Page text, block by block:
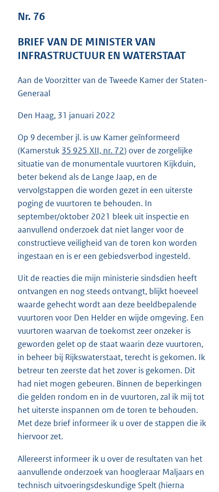
4
K
Nr. 76
BRIEF VAN DE MINISTER VAN
INFRASTRUCTUUR EN WATERSTAAT
Aan de Voorzitter van de Tweede Kamer der Staten-
Generaal
Den Haag, 31 januari 2022
Op 9 december jl. is uw Kamer geïnformeerd
(Kamerstuk 35 925 XII, nr. 72) over de zorgelijke
situatie van de monumentale vuurtoren Kijkduin,
beter bekend als de Lange Jaap, en de
vervolgstappen die worden gezet in een uiterste
poging de vuurtoren te behouden. In
september/oktober 2021 bleek uit inspectie en
aanvullend onderzoek dat niet langer voor de
constructieve veiligheid van de toren kon worden
ingestaan en is er een gebiedsverbod ingesteld.
Uit de reacties die mijn ministerie sindsdien heeft
ontvangen en nog steeds ontvangt, blijkt hoeveel
waarde gehecht wordt aan deze beeldbepalende
vuurtoren voor Den Helder en wijde omgeving. Een
vuurtoren waarvan de toekomst zeer onzeker is
geworden gelet op de staat waarin deze vuurtoren,
in beheer bij Rijkswaterstaat, terecht is gekomen. Ik
betreur ten zeerste dat het zover is gekomen. Dit
had niet mogen gebeuren. Binnen de beperkingen
die gelden rondom en in de vuurtoren, zal ik mij tot
het uiterste inspannen om de toren te behouden.
Met deze brief informeer ik u over de stappen die ik
hiervoor zet.
Allereerst informeer ik u over de resultaten van het
aanvullende onderzoek van hoogleraar Maljaars en
technisch uitvoeringsdeskundige Spelt (hierna